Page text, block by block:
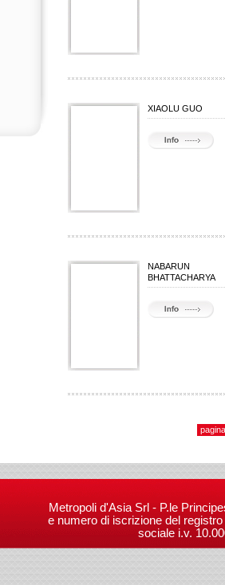
XIAOLU GUO
NABARUN
BHATTACHARYA
Metropoli d'Asia Srl - P.le
e numero di iscrizione del
sociale i.v.